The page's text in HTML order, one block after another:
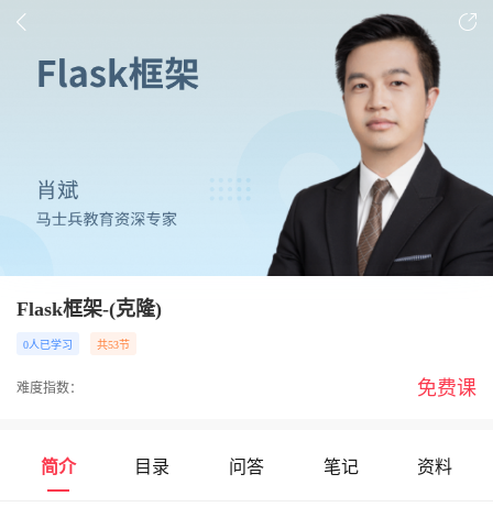
Flask框架-(克隆)
0人已学习 共53节
难度指数： 免费课
简介 目录 问答 笔记 资料